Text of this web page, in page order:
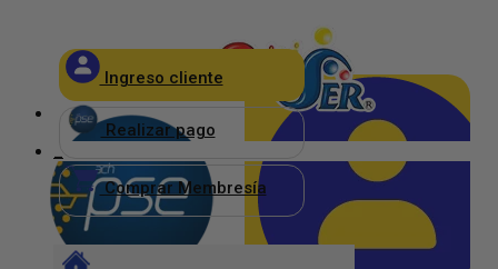
Ingreso cliente
Realizar pago
Comprar Membresía